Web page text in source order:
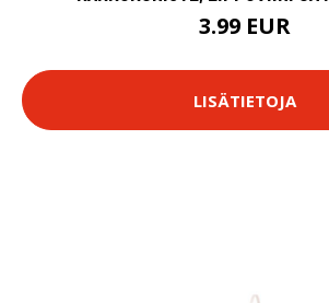
3.99 EUR
LISÄTIETOJA